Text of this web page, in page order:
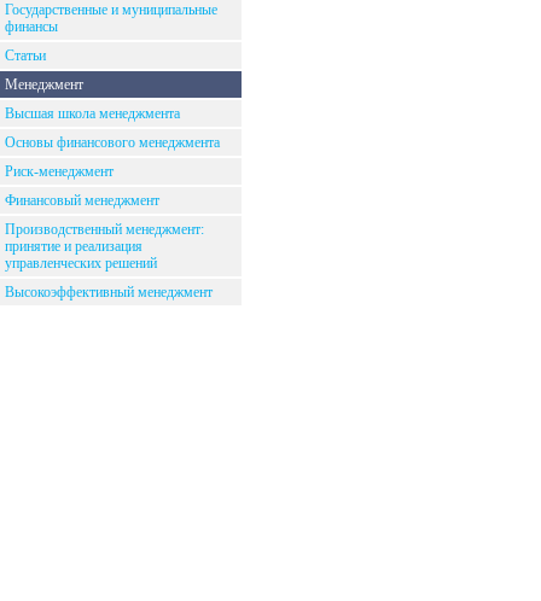
Государственные и муниципальные
финансы
Статьи
Менеджмент
Высшая школа менеджмента
Основы финансового менеджмента
Риск-менеджмент
Финансовый менеджмент
Производственный менеджмент:
принятие и реализация
управленческих решений
Высокоэффективный менеджмент